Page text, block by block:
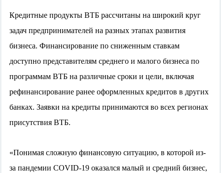
Кредитные продукты ВТБ рассчитаны на широкий круг
задач предпринимателей на разных этапах развития
бизнеса. Финансирование по сниженным ставкам
доступно представителям среднего и малого бизнеса по
программам ВТБ на различные сроки и цели, включая
рефинансирование ранее оформленных кредитов в других
банках. Заявки на кредиты принимаются во всех регионах
присутствия ВТБ.
«Понимая сложную финансовую ситуацию, в которой из-
за пандемии COVID-19 оказался малый и средний бизнес,